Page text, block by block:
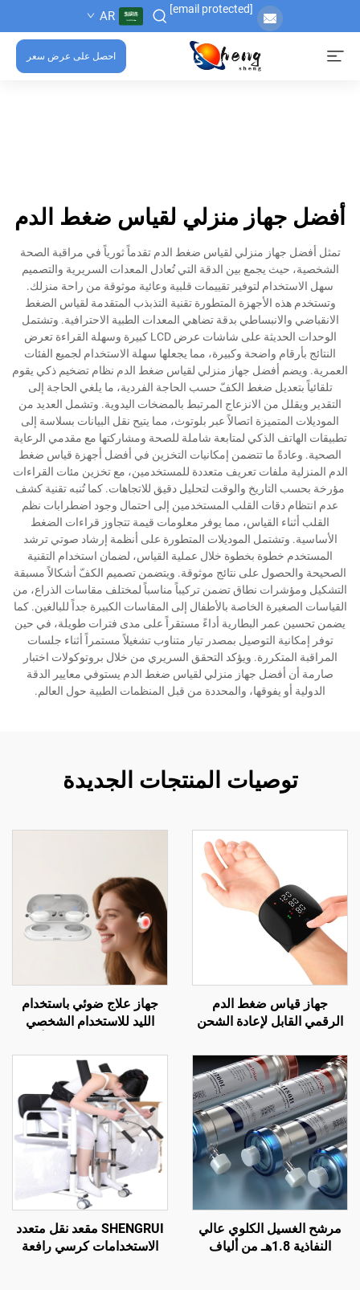
[email protected]
AR
احصل على عرض سعر
أفضل جهاز منزلي لقياس ضغط الدم
تمثل أفضل جهاز منزلي لقياس ضغط الدم تقدماً ثورياً في مراقبة الصحة
الشخصية، حيث يجمع بين الدقة التي تُعادل المعدات السريرية والتصميم
سهل الاستخدام لتوفير تقييمات قلبية وعائية موثوقة من راحة منزلك.
وتستخدم هذه الأجهزة المتطورة تقنية التذبذب المتقدمة لقياس الضغط
الانقباضي والانبساطي بدقة تضاهي المعدات الطبية الاحترافية. وتشتمل
الوحدات الحديثة على شاشات عرض LCD كبيرة وسهلة القراءة تعرض
النتائج بأرقام واضحة وكبيرة، مما يجعلها سهلة الاستخدام لجميع الفئات
العمرية. ويضم أفضل جهاز منزلي لقياس ضغط الدم نظام تضخيم ذكي يقوم
تلقائياً بتعديل ضغط الكفّ حسب الحاجة الفردية، ما يلغي الحاجة إلى
التقدير ويقلل من الانزعاج المرتبط بالمضخات اليدوية. وتشمل العديد من
الموديلات المتميزة اتصالاً عبر بلوتوث، مما يتيح نقل البيانات بسلاسة إلى
تطبيقات الهاتف الذكي لمتابعة شاملة للصحة ومشاركتها مع مقدمي الرعاية
الصحية. وعادةً ما تتضمن إمكانيات التخزين في أفضل أجهزة قياس ضغط
الدم المنزلية ملفات تعريف متعددة للمستخدمين، مع تخزين مئات القراءات
مؤرخة بحسب التاريخ والوقت لتحليل دقيق للاتجاهات. كما تُنبه تقنية كشف
عدم انتظام دقات القلب المستخدمين إلى احتمال وجود اضطرابات نظم
القلب أثناء القياس، مما يوفر معلومات قيمة تتجاوز قراءات الضغط
الأساسية. وتشتمل الموديلات المتطورة على أنظمة إرشاد صوتي ترشد
المستخدم خطوة بخطوة خلال عملية القياس، لضمان استخدام التقنية
الصحيحة والحصول على نتائج موثوقة. ويتضمن تصميم الكفّ أشكالاً مسبقة
التشكيل ومؤشرات نطاق تضمن تركيباً مناسباً لمختلف مقاسات الذراع، من
القياسات الصغيرة الخاصة بالأطفال إلى المقاسات الكبيرة جداً للبالغين. كما
يضمن تحسين عمر البطارية أداءً مستقراً على مدى فترات طويلة، في حين
توفر إمكانية التوصيل بمصدر تيار متناوب تشغيلاً مستمراً أثناء جلسات
المراقبة المتكررة. ويؤكد التحقق السريري من خلال بروتوكولات اختبار
صارمة أن أفضل جهاز منزلي لقياس ضغط الدم يستوفي معايير الدقة
الدولية أو يفوقها، والمحددة من قبل المنظمات الطبية حول العالم.
توصيات المنتجات الجديدة
جهاز قياس ضغط الدم
الرقمي القابل لإعادة الشحن
للتليفون الطبي (تيلهيلث)
جهاز علاج ضوئي باستخدام
الليد للاستخدام الشخصي
لعلاج طنين الأذن والتهاب
الأذن الوسطى والتهاب
الجيوب الأنفية والتهاب الأنف
مرشح الغسيل الكلوي عالي
النفاذية 1.8هـ من ألياف
SHENGRUI مقعد نقل متعدد
الاستخدامات كرسي رافعة